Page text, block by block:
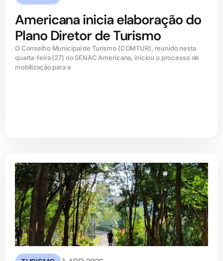
Americana inicia elaboração do
Plano Diretor de Turismo
O Conselho Municipal de Turismo (COMTUR), reunido nesta
quarta-feira (27) no SENAC Americana, iniciou o processo de
mobilização para a